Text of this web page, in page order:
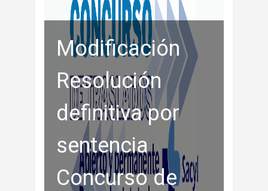
Modificación
Resolución
definitiva por
sentencia
Concurso de